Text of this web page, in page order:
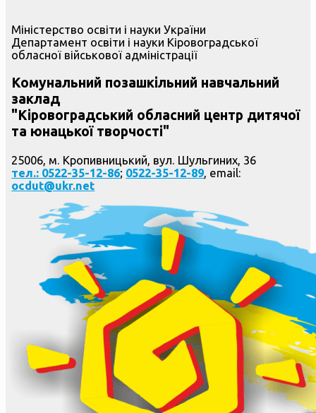
Міністерство освіти і науки України
Департамент освіти і науки Кіровоградської
обласної військової адміністрації
Комунальний позашкільний навчальний
заклад
"Кіровоградський обласний центр дитячої
та юнацької творчості"
25006, м. Кропивницький, вул. Шульгиних, 36
тел.: 0522-35-12-86; 0522-35-12-89, email:
ocdut@ukr.net